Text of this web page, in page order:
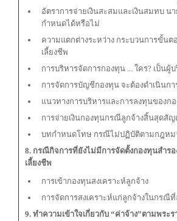
อัตราการจ่ายเงินสะสมและเงินสมทบ
กำหนดได้หรือไม่
ความแตกต่างระหว่าง กระบวนการขั้นต
เลี้ยงชีพ
การบริหารจัดการกองทุน ... ใคร? เป็นผู้
การจัดการบัญชีกองทุน จะต้องดำเนินกา
แนวทางการบริหารและการลงทุนของก
การจ่ายเงินกองทุนกรณีลูกจ้างสิ้นสุดสัญ
บทกำหนดโทษ กรณีไม่ปฏิบัติตามกฎหม
8. กรณีกิจการที่ยังไม่มีการจัดตั้งกองทุนสำร
เลี้ยงชีพ
การเข้ากองทุนสงเคราะห์ลูกจ้าง
การจัดการสงเคราะห์แก่ลูกจ้างในกรณี
9. ทำความเข้าใจเกี่ยวกับ “ค่าจ้าง”ตามพร